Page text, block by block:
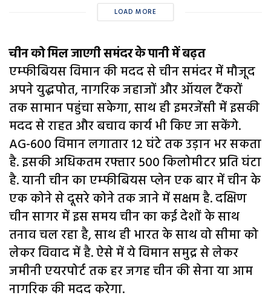
LOAD MORE
चीन को मिल जाएगी समंदर के पानी में बढ़त
एम्फीबियस विमान की मदद से चीन समंदर में मौजूद
अपने युद्धपोत, नागरिक जहाजों और ऑयल टैंकरों
तक सामान पहुंचा सकेगा, साथ ही इमरजेंसी में इसकी
मदद से राहत और बचाव कार्य भी किए जा सकेंगे.
AG-600 विमान लगातार 12 घंटे तक उड़ान भर सकता
है. इसकी अधिकतम रफ्तार 500 किलोमीटर प्रति घंटा
है. यानी चीन का एम्फीबियस प्लेन एक बार में चीन के
एक कोने से दूसरे कोने तक जाने में सक्षम है. दक्षिण
चीन सागर में इस समय चीन का कई देशों के साथ
तनाव चल रहा है, साथ ही भारत के साथ वो सीमा को
लेकर विवाद में है. ऐसे में ये विमान समुद्र से लेकर
जमीनी एयरपोर्ट तक हर जगह चीन की सेना या आम
नागरिक की मदद करेगा.